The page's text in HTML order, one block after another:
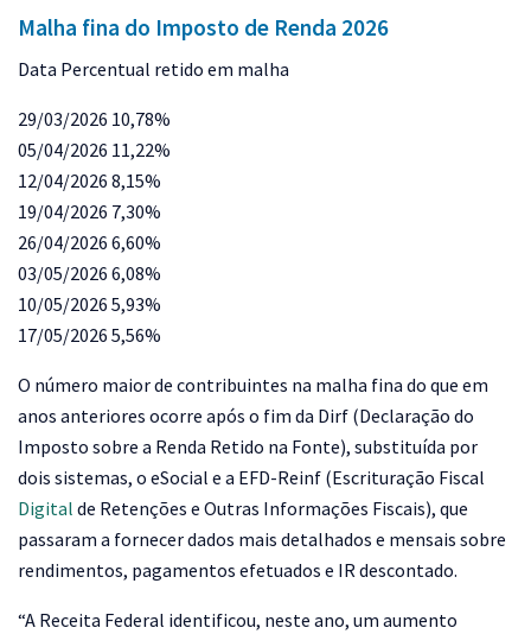
Malha fina do Imposto de Renda 2026
Data Percentual retido em malha
29/03/2026 10,78%
05/04/2026 11,22%
12/04/2026 8,15%
19/04/2026 7,30%
26/04/2026 6,60%
03/05/2026 6,08%
10/05/2026 5,93%
17/05/2026 5,56%
O número maior de contribuintes na malha fina do que em
anos anteriores ocorre após o fim da Dirf (Declaração do
Imposto sobre a Renda Retido na Fonte), substituída por
dois sistemas, o eSocial e a EFD-Reinf (Escrituração Fiscal
Digital de Retenções e Outras Informações Fiscais), que
passaram a fornecer dados mais detalhados e mensais sobre
rendimentos, pagamentos efetuados e IR descontado.
“A Receita Federal identificou, neste ano, um aumento